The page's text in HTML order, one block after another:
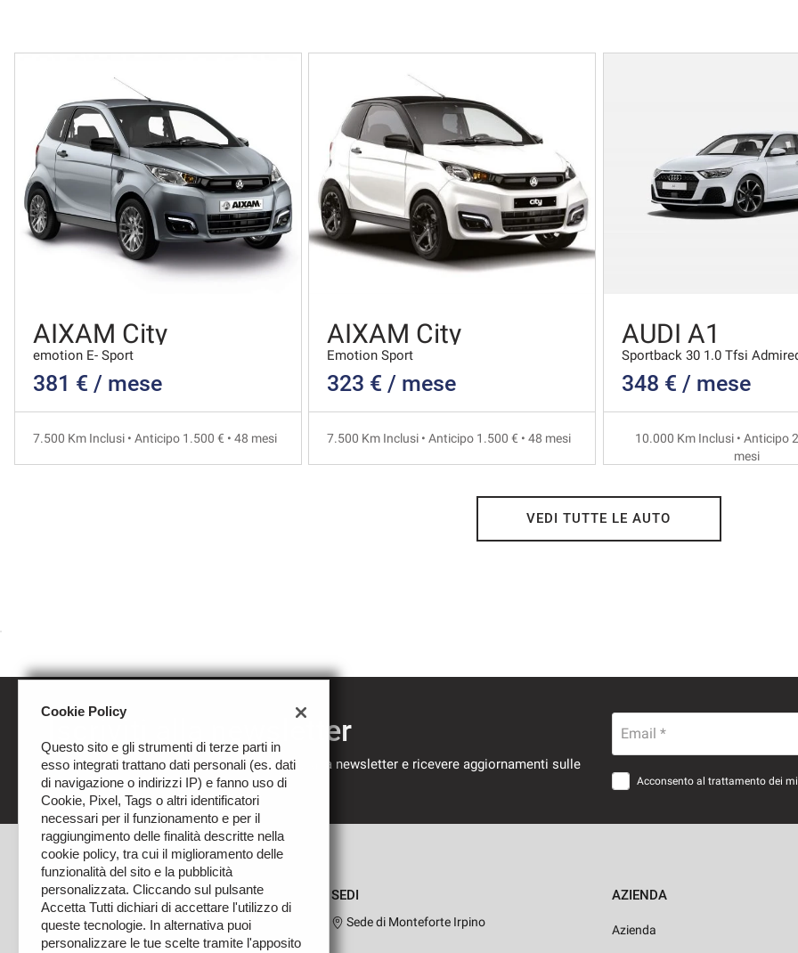
AIXAM City
emotion E- Sport
381 € / mese
7.500 Km Inclusi • Anticipo 1.500 € • 48 mesi
AIXAM City
Emotion Sport
323 € / mese
7.500 Km Inclusi • Anticipo 1.500 € • 48 mesi
AUDI A1
Sportback 30 1.0 Tfsi
348 € / mese
10.000 Km Inclusi • Anticipo
mesi
VEDI TUTTE LE AUTO
Iscriviti alla newsletter
Compila il modulo sottostante per iscriverti alla newsletter e ricevere aggiornamenti sulle
nostre novità.
Email *
Acconsento al trattamento dei
SEDI
Sede di Monteforte Irpino
AZIENDA
Azienda
Cookie Policy
Questo sito e gli strumenti di terze parti in
esso integrati trattano dati personali (es. dati
di navigazione o indirizzi IP) e fanno uso di
Cookie, Pixel, Tags o altri identificatori
necessari per il funzionamento e per il
raggiungimento delle finalità descritte nella
cookie policy, tra cui il miglioramento delle
funzionalità del sito e la pubblicità
personalizzata. Cliccando sul pulsante
Accetta Tutti dichiari di accettare l'utilizzo di
queste tecnologie. In alternativa puoi
personalizzare le tue scelte tramite l'apposito